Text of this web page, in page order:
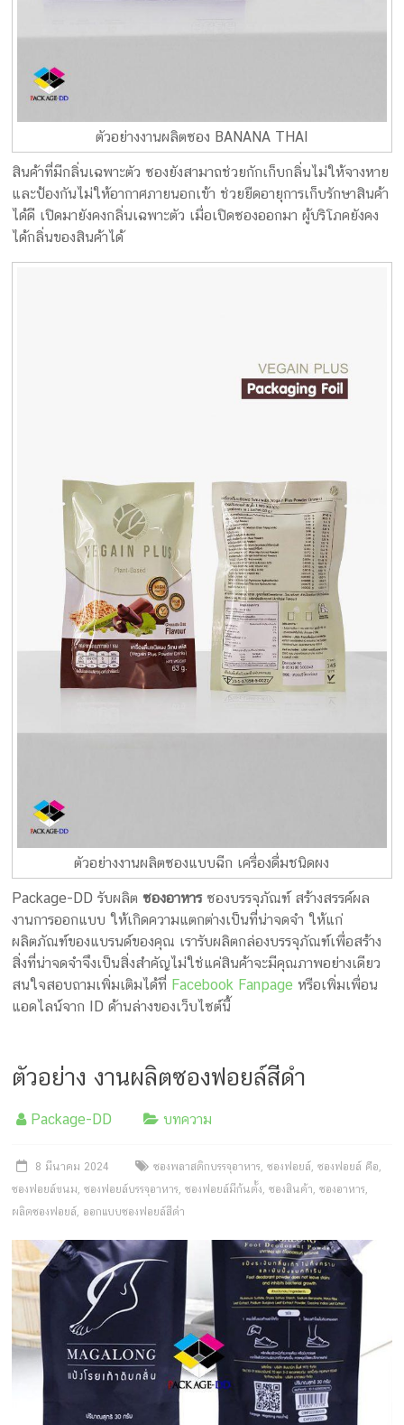
ตัวอย่างงานผลิตซอง BANANA THAI
สินค้าที่มีกลิ่นเฉพาะตัว ซองยังสามาถช่วยกักเก็บกลิ่นไม่ให้จางหาย
และป้องกันไม่ให้อากาศภายนอกเข้า ช่วยยืดอายุการเก็บรักษาสินค้า
ได้ดี เปิดมายังคงกลิ่นเฉพาะตัว เมื่อเปิดซองออกมา ผู้บริโภคยังคง
ได้กลิ่นของสินค้าได้
ตัวอย่างงานผลิตซองแบบฉีก เครื่องดื่มชนิดผง
Package-DD รับผลิตซองอาหารซองบรรจุภัณฑ์ สร้างสรรค์ผล
งานการออกแบบ ให้เกิดความแตกต่างเป็นที่น่าจดจำ ให้แก่
ผลิตภัณฑ์ของแบรนด์ของคุณ เรารับผลิตกล่องบรรจุภัณฑ์เพื่อสร้าง
สิ่งที่น่าจดจำจึงเป็นสิ่งสำคัญไม่ใช่แค่สินค้าจะมีคุณภาพอย่างเดียว
สนใจสอบถามเพิ่มเติมได้ที่ Facebook Fanpage หรือเพิ่มเพื่อน
แอดไลน์จาก ID ด้านล่างของเว็บไซต์นี้
ตัวอย่าง งานผลิตซองฟอยล์สีดำ
Package-DD บทความ
8 มีนาคม 2024 ซองพลาสติกบรรจุอาหาร,ซองฟอยล์,ซองฟอยล์ คือ,
ซองฟอยล์ขนม,ซองฟอยล์บรรจุอาหาร,ซองฟอยล์มีก้นตั้ง,ซองสินค้า,ซองอาหาร,
ผลิตซองฟอยล์, ออกแบบซองฟอยล์สีดำ